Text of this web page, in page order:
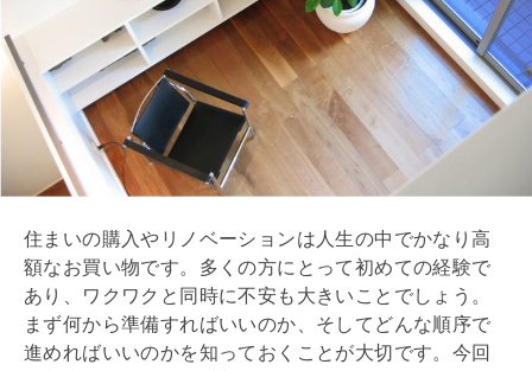
住まいの購入やリノベーションは人生の中でかなり高
額なお買い物です。多くの方にとって初めての経験で
あり、ワクワクと同時に不安も大きいことでしょう。
まず何から準備すればいいのか、そしてどんな順序で
進めればいいのかを知っておくことが大切です。今回